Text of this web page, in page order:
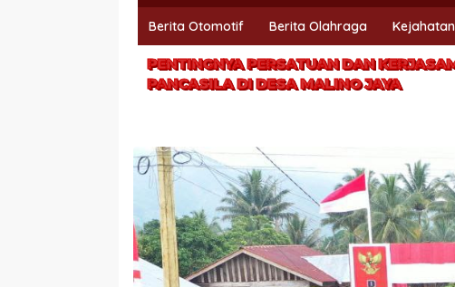
m
e
Berita Otomotif Berita Olahraga Kejahatan
PENTINGNYA PERSATUAN DAN
PANCASILA DI DESA MALINO JAYA